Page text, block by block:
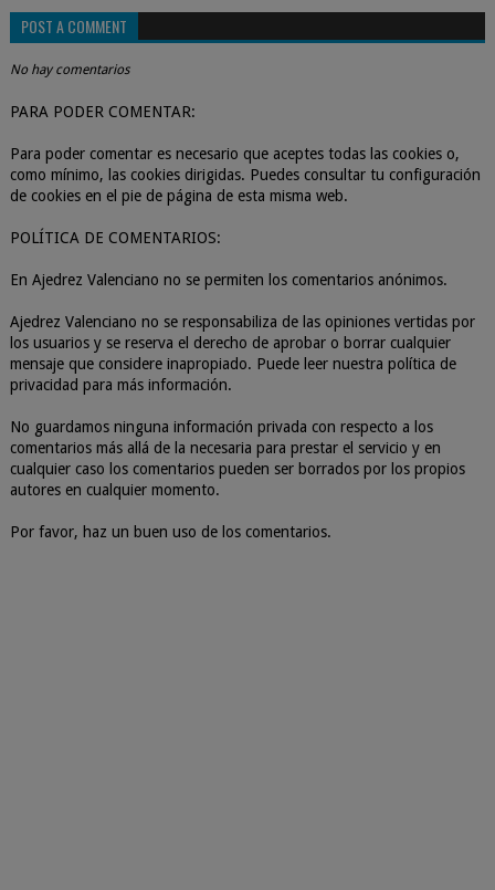
POST A COMMENT
No hay comentarios
PARA PODER COMENTAR:
Para poder comentar es necesario que aceptes todas las cookies o,
como mínimo, las cookies dirigidas. Puedes consultar tu configuración
de cookies en el pie de página de esta misma web.
POLÍTICA DE COMENTARIOS:
En Ajedrez Valenciano no se permiten los comentarios anónimos.
Ajedrez Valenciano no se responsabiliza de las opiniones vertidas por
los usuarios y se reserva el derecho de aprobar o borrar cualquier
mensaje que considere inapropiado. Puede leer nuestra política de
privacidad para más información.
No guardamos ninguna información privada con respecto a los
comentarios más allá de la necesaria para prestar el servicio y en
cualquier caso los comentarios pueden ser borrados por los propios
autores en cualquier momento.
Por favor, haz un buen uso de los comentarios.